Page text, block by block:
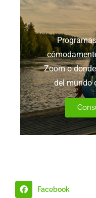
Zoom o
del mundo
Facebook